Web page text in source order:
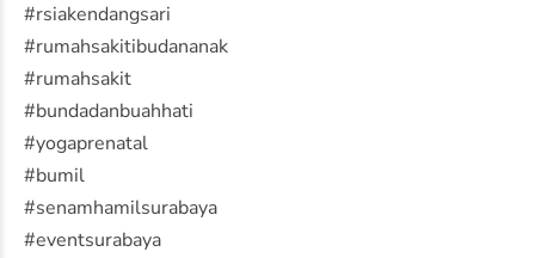
#rsiakendangsari
#rumahsakitibudananak
#rumahsakit
#bundadanbuahhati
#yogaprenatal
#bumil
#senamhamilsurabaya
#eventsurabaya